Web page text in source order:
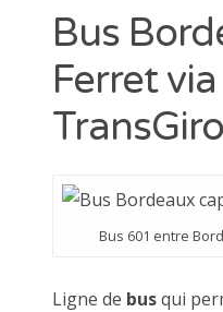
Bus
Ferret
Bus 601 entre
Ligne de busqui
La Teste de Buch
Non classé
Sortie Groupe